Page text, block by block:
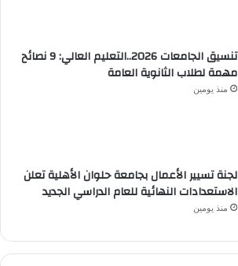
تنسيق الجامعات 2026..التعليم العالي: 9 نصائح
مهمة لطلاب الثانوية العامة
منذ يومين
لجنة تسيير الأعمال بجامعة حلوان الأهلية تعلن
الاستعدادات النهائية للعام الدراسي الجديد
منذ يومين